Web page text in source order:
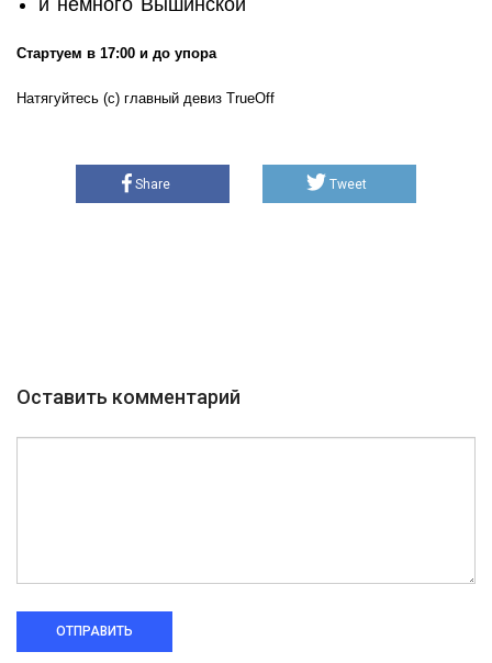
и немного Вышинской
Стартуем в 17:00 и до упора
Натягуйтесь (с) главный девиз TrueOff
Share Tweet
Оставить комментарий
ОТПРАВИТЬ